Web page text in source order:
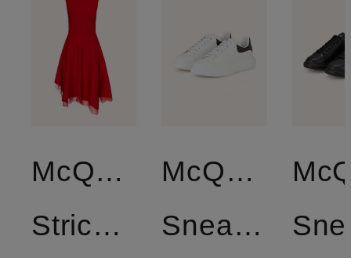
McQUEEN
Strickkleid
McQUEEN
Sneaker